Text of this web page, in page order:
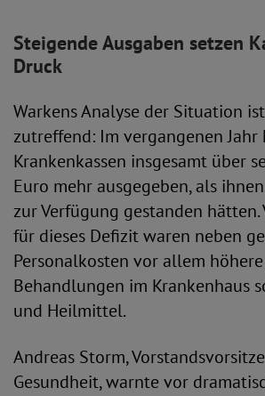
Steigende Ausgaben setzen
Druck
Warkens Analyse der Situation
zutreffend: Im vergangenen Jahr
Krankenkassen insgesamt über
Euro mehr ausgegeben, als
zur Verfügung gestanden
für dieses Defizit waren neben
Personalkosten vor allem
Behandlungen im Krankenhaus
und Heilmittel.
Andreas Storm,
Gesundheit, warnte vor